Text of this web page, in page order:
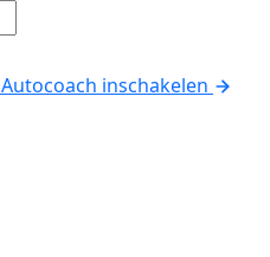
Autocoach inschakelen